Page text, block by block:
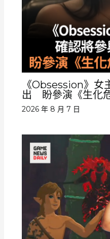
《Obsession》女
出 盼參演《生化
2026 年 8 月 7 日